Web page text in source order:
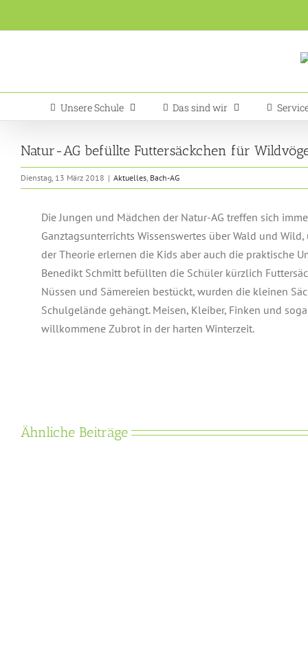
Inhalt
Unsere Schule Das sind wir
Natur-AG befüllte Futtersäckchen für
Dienstag, 13 März 2018 | Aktuelles, Bach-AG
Die Jungen und Mädchen der Natur-AG treffen sich
Ganztagsunterrichts Wissenswertes über Wald und
der Theorie erlernen die Kids aber auch die praktische
Benedikt Schmitt befüllten die Schüler kürzlich
Nüssen und Sämereien bestückt, wurden die kleinen
Schulgelände gehängt. Meisen, Kleiber, Finken und
willkommene Zubrot in der harten Winterzeit.
Ähnliche Beiträge